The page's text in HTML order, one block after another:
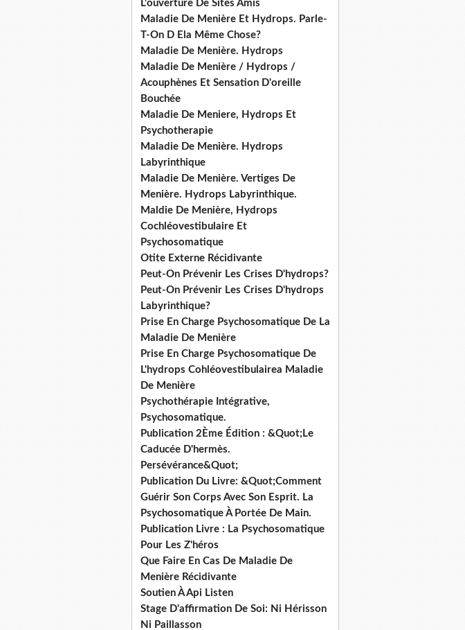
L'ouverture De Sites Amis
Maladie De Menière Et Hydrops. Parle-
T-On D Ela Même Chose?
Maladie De Menière. Hydrops
Maladie De Menière / Hydrops /
Acouphènes Et Sensation D'oreille
Bouchée
Maladie De Meniere, Hydrops Et
Psychotherapie
Maladie De Menière. Hydrops
Labyrinthique
Maladie De Menière. Vertiges De
Menière. Hydrops Labyrinthique.
Maldie De Menière, Hydrops
Cochléovestibulaire Et
Psychosomatique
Otite Externe Récidivante
Peut-On Prévenir Les Crises D'hydrops?
Peut-On Prévenir Les Crises D'hydrops
Labyrinthique?
Prise En Charge Psychosomatique De La
Maladie De Menière
Prise En Charge Psychosomatique De
L'hydrops Cohléovestibulairea Maladie
De Menière
Psychothérapie Intégrative,
Psychosomatique.
Publication 2Ème Édition : &Quot;Le
Caducée D'hermès.
Persévérance&Quot;
Publication Du Livre: &Quot;Comment
Guérir Son Corps Avec Son Esprit. La
Psychosomatique À Portée De Main.
Publication Livre : La Psychosomatique
Pour Les Z'héros
Que Faire En Cas De Maladie De
Menière Récidivante
Soutien À Api Listen
Stage D'affirmation De Soi: Ni Hérisson
Ni Paillasson